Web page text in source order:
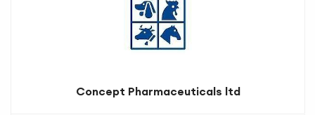
Concept Pharmaceuticals ltd